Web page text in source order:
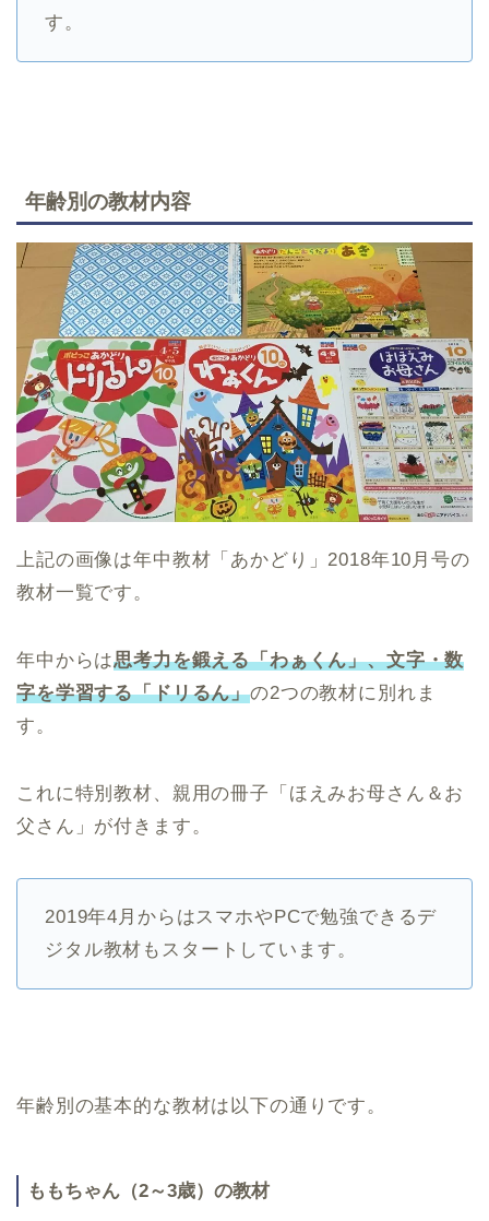
す。
年齢別の教材内容
上記の画像は年中教材「あかどり」2018年10月号の
教材一覧です。
年中からは思考力を鍛える「わぁくん」、文字・数
字を学習する「ドリるん」の2つの教材に別れま
す。
これに特別教材、親用の冊子「ほえみお母さん＆お
父さん」が付きます。
2019年4月からはスマホやPCで勉強できるデ
ジタル教材もスタートしています。
年齢別の基本的な教材は以下の通りです。
ももちゃん（2～3歳）の教材